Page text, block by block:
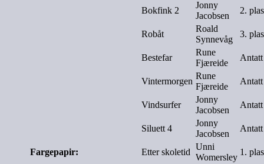
Bokfink 2
Jonny
Jacobsen
2.
Robåt
Roald
Synnevåg
3.
Bestefar
Rune
Fjæreide
Antatt
Vintermorgen
Rune
Fjæreide
Antatt
Vindsurfer
Jonny
Jacobsen
Antatt
Siluett 4
Jonny
Jacobsen
Antatt
Fargepapir: Etter skoletid
Unni
Womersley
1.